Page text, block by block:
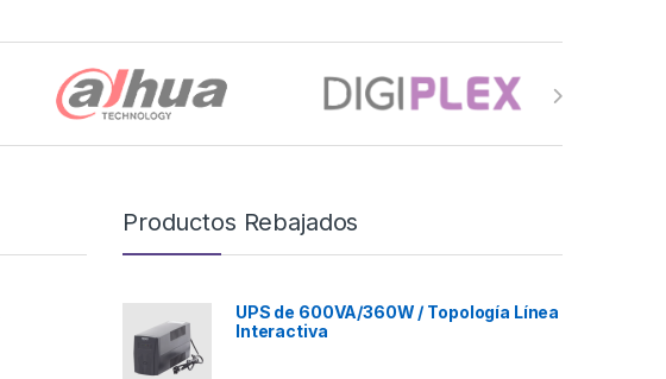
Productos Rebajados
UPS de 600VA/360W / Topología Línea
Interactiva